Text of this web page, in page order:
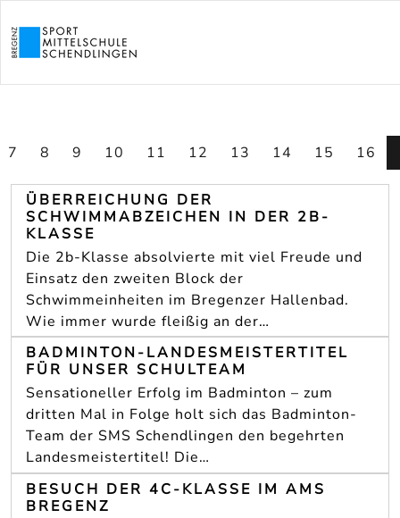
7 8 9 10 11 12 13 14 15 16
ÜBERREICHUNG DER
SCHWIMMABZEICHEN IN DER 2B-
KLASSE
Die 2b-Klasse absolvierte mit viel Freude und
Einsatz den zweiten Block der
Schwimmeinheiten im Bregenzer Hallenbad.
Wie immer wurde fleißig an der…
BADMINTON-LANDESMEISTERTITEL
FÜR UNSER SCHULTEAM
Sensationeller Erfolg im Badminton – zum
dritten Mal in Folge holt sich das Badminton-
Team der SMS Schendlingen den begehrten
Landesmeistertitel! Die…
BESUCH DER 4C-KLASSE IM AMS
BREGENZ